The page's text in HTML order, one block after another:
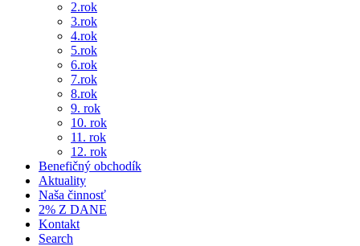
2.rok
3.rok
4.rok
5.rok
6.rok
7.rok
8.rok
9. rok
10. rok
11. rok
12. rok
Benefičný obchodík
Aktuality
Naša činnosť
2% Z DANE
Kontakt
Search